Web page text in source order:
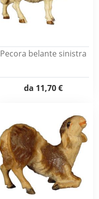
Pecora belante sinistra
da 11,70 €